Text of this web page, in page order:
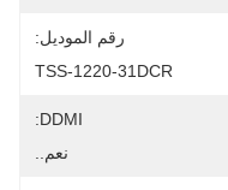
رقم الموديل:
TSS-1220-31DCR
DDMI:
نعم..